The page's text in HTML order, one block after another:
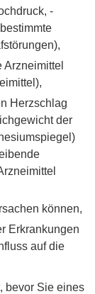
-
Herzschlag
der
können,
Erkrankungen
auf die
bevor Sie eines